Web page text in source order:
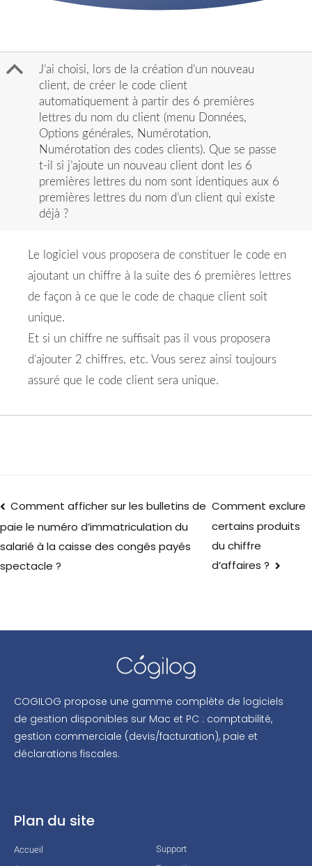
B
J’ai choisi, lors de la création d’un nouveau
client, de créer le code client
automatiquement à partir des 6 premières
lettres du nom du client (menu Données,
Options générales, Numérotation,
Numérotation des codes clients). Que se passe
t-il si j’ajoute un nouveau client dont les 6
premières lettres du nom sont identiques aux 6
premières lettres du nom d’un client qui existe
déjà ?
Le logiciel vous proposera de constituer le code en
ajoutant un chiffre à la suite des 6 premières lettres
de façon à ce que le code de chaque client soit
unique.
Et si un chiffre ne suffisait pas il vous proposera
d’ajouter 2 chiffres, etc. Vous serez ainsi toujours
assuré que le code client sera unique.
Comment afficher sur les bulletins de
paie le numéro d’immatriculation du
salarié à la caisse des congés payés
spectacle ?
Comment exclure
certains produits
du chiffre
d’affaires ?
COGILOG propose une gamme complète de logiciels
de gestion disponibles sur Mac et PC : comptabilité,
gestion commerciale (devis/facturation), paie et
déclarations fiscales.
Plan du site
Accueil
Support